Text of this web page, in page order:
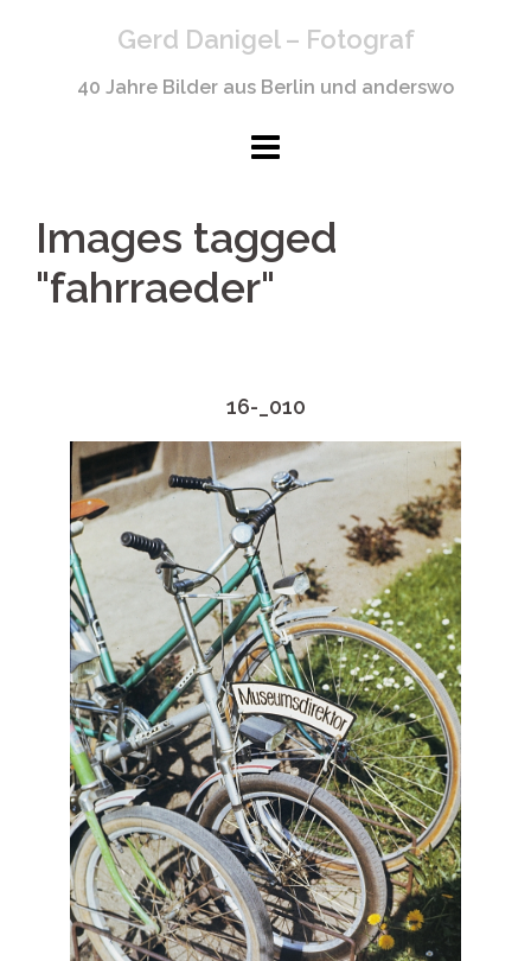
Gerd Danigel – Fotograf
40 Jahre Bilder aus Berlin und anderswo
Images tagged
"fahrraeder"
16-_010